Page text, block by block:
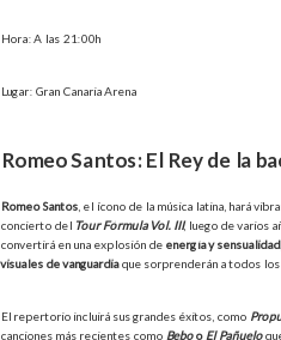
Hora: A las 21:00h
Lugar: Gran Canaria Arena
Romeo Santos: El Rey de la
Romeo Santos , el ícono de la música latina, hará
concierto del Tour Fórmula Vol. III, luego de varios
convertirá en una explosión de energía y sensualidad
visuales de vanguardiaque sorprenderán a todos los
El repertorio incluirá sus grandes éxitos, como
canciones más recientes como Beboo El Pañuelo